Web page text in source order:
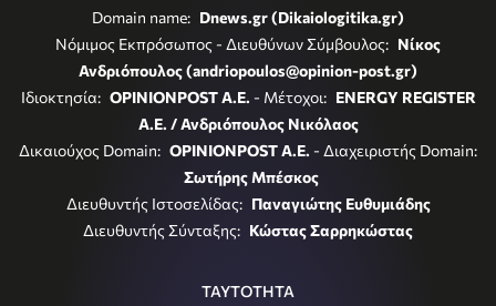
Domain name: Dnews.gr (Dikaiologitika.gr)
Νόμιμος Εκπρόσωπος - Διευθύνων Σύμβουλος: Νίκος
Ανδριόπουλος (andriopoulos@opinion-post.gr)
Ιδιοκτησία: OPINIONPOST A.E. - Μέτοχοι: ENERGY REGISTER
Α.Ε. / Ανδριόπουλος Νικόλαος
Δικαιούχος Domain: OPINIONPOST A.E. - Διαχειριστής Domain:
Σωτήρης Μπέσκος
Διευθυντής Ιστοσελίδας: Παναγιώτης Ευθυμιάδης
Διευθυντής Σύνταξης: Κώστας Σαρρηκώστας
ΤΑΥΤΟΤΗΤΑ